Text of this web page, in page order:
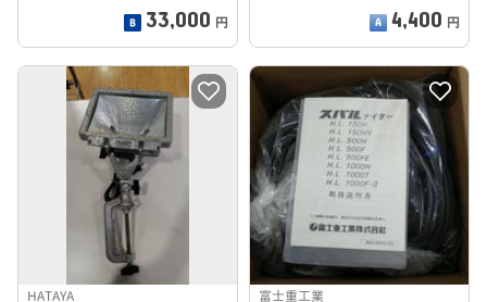
33,000 円 4,400 円
HATAYA 富士重工業